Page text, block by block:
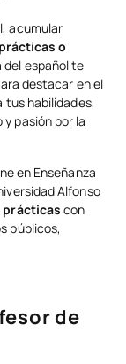
acumular
prácticas o
del español te
destacar en el
tus habilidades,
pasión por la
en Enseñanza
Alfonso
prácticas con
públicos,
de